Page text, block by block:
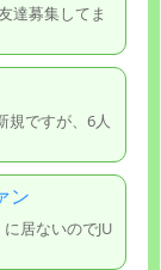
達募集してま
規ですが、6人
ン
居ないのでJU